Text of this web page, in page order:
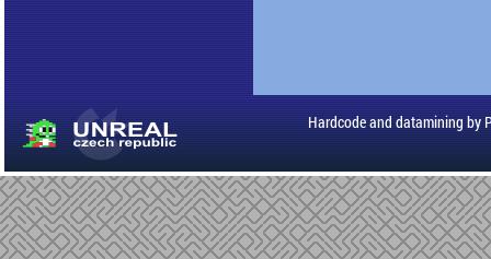
Hardcode and datamining by